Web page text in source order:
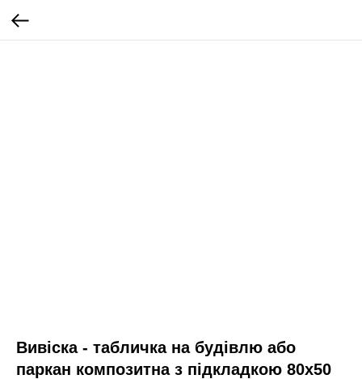
Вивіска - табличка на будівлю або
паркан композитна з підкладкою 80х50